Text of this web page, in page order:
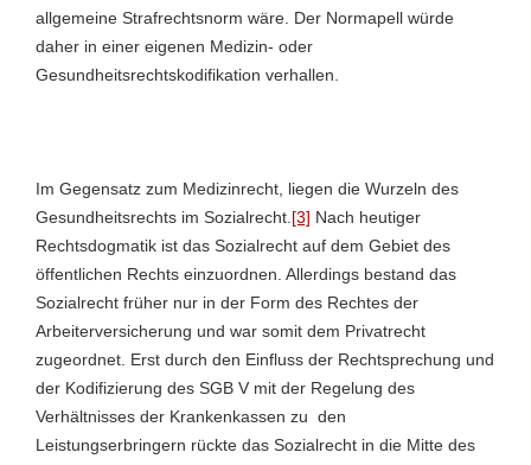
allgemeine Strafrechtsnorm wäre. Der Normapell würde
daher in einer eigenen Medizin- oder
Gesundheitsrechtskodifikation verhallen.
Im Gegensatz zum Medizinrecht, liegen die Wurzeln des
Gesundheitsrechts im Sozialrecht. [3] Nach heutiger
Rechtsdogmatik ist das Sozialrecht auf dem Gebiet des
öffentlichen Rechts einzuordnen. Allerdings bestand das
Sozialrecht früher nur in der Form des Rechtes der
Arbeiterversicherung und war somit dem Privatrecht
zugeordnet. Erst durch den Einfluss der Rechtsprechung und
der Kodifizierung des SGB V mit der Regelung des
Verhältnisses der Krankenkassen zu den
Leistungserbringern rückte das Sozialrecht in die Mitte des